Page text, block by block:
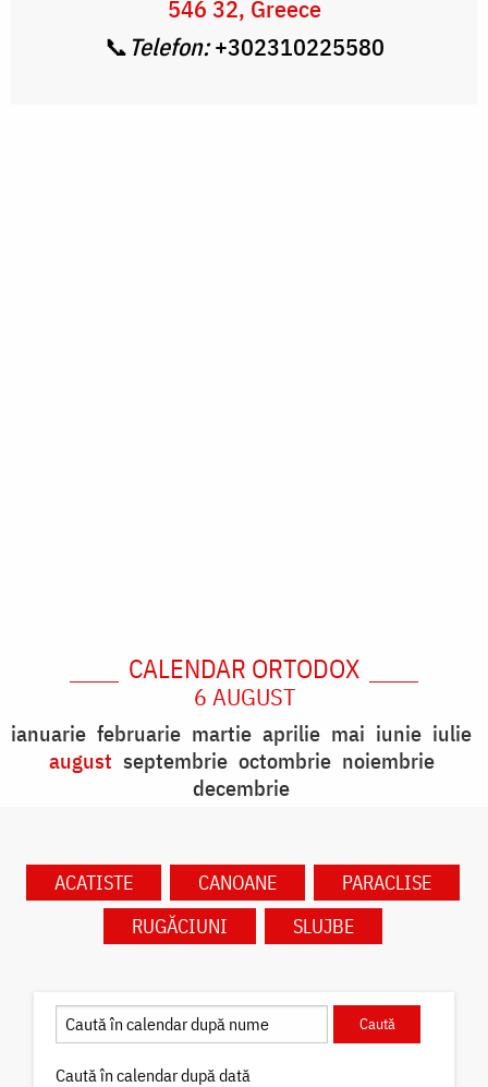
546 32, Greece
📞 Telefon:+302310225580
CALENDAR ORTODOX
6 AUGUST
ianuarie februarie martie aprilie mai iunie iulie
august septembrie octombrie noiembrie
decembrie
ACATISTE CANOANE
PARACLISE
RUGĂCIUNI
SLUJBE
Caută în calendar după dată